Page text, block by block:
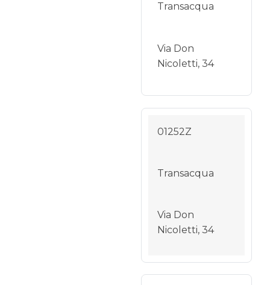
Transacqua
Via Don
Nicoletti, 34
01252Z
Transacqua
Via Don
Nicoletti, 34